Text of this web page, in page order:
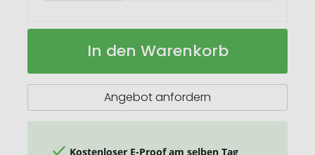
Baruntse
Auf
In den Warenkorb
Angebot anfordern
Kostenloser E-Proof am selben Tag